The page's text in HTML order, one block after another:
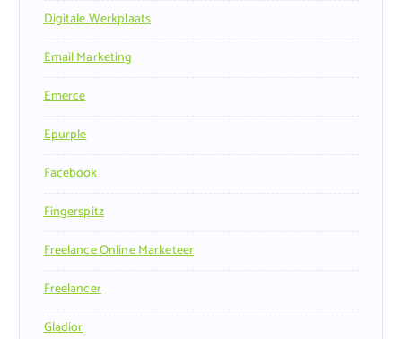
Digitale Werkplaats
Email Marketing
Emerce
Epurple
Facebook
Fingerspitz
Freelance Online Marketeer
Freelancer
Gladior